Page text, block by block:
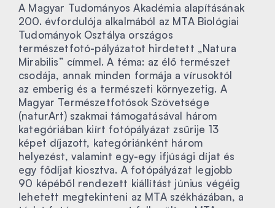
A Magyar Tudományos Akadémia alapításának
200. évfordulója alkalmából az MTA Biológiai
Tudományok Osztálya országos
természetfotó-pályázatot hirdetett „Natura
Mirabilis” címmel. A téma: az élő természet
csodája, annak minden formája a vírusoktól
az emberig és a természeti környezetig. A
Magyar Természetfotósok Szövetsége
(naturArt) szakmai támogatásával három
kategóriában kiírt fotópályázat zsűrije 13
képet díjazott, kategóriánként három
helyezést, valamint egy-egy ifjúsági díjat és
egy fődíjat kiosztva. A fotópályázat legjobb
90 képéből rendezett kiállítást június végéig
lehetett megtekinteni az MTA székházában, a